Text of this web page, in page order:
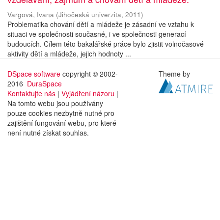
Vargová, Ivana (Jihočeská univerzita, 2011)
Problematika chování dětí a mládeže je zásadní ve vztahu k
situaci ve společnosti současné, i ve společnosti generací
budoucích. Cílem této bakalářské práce bylo zjistit volnočasové
aktivity dětí a mládeže, jejich hodnoty ...
DSpace software copyright © 2002-
2016 DuraSpace
Kontaktujte nás | Vyjádření názoru |
Na tomto webu jsou používány
pouze cookies nezbytně nutné pro
zajištění fungování webu, pro které
není nutné získat souhlas.
Theme by